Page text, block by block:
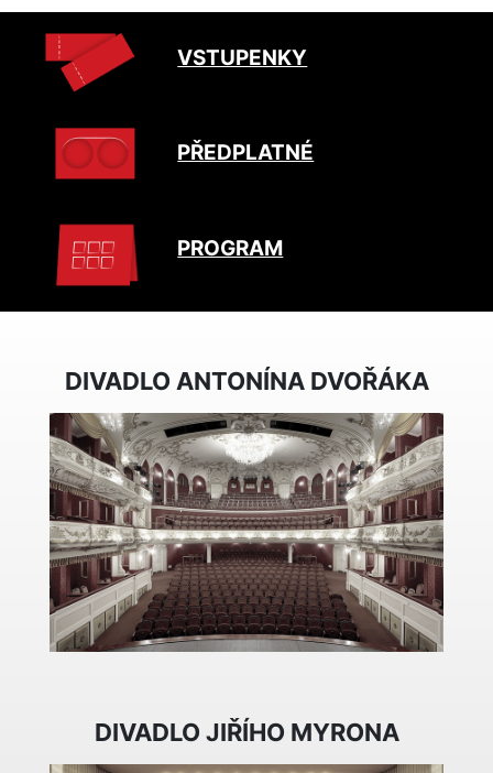
VSTUPENKY
PŘEDPLATNÉ
PROGRAM
DIVADLO ANTONÍNA DVOŘÁKA
DIVADLO JIŘÍHO MYRONA